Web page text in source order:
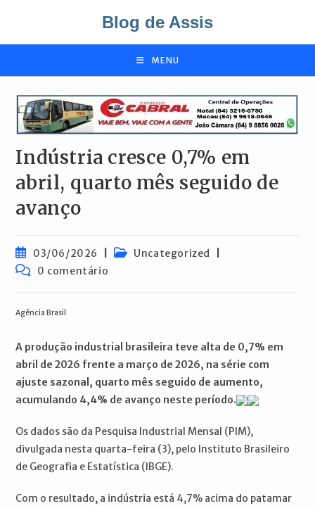
o
Blog de Assis
MENU
Indústria cresce 0,7% em
abril, quarto mês seguido de
avanço
Post
publicado:
03/06/2026
Categoria
Uncategorized
Comentários
0 comentário
Agência Brasil
A produção industrial brasileira teve alta de 0,7% em
abril de 2026 frente a março de 2026, na série com
ajuste sazonal, quarto mês seguido de aumento,
acumulando 4,4% de avanço neste período.
Os dados são da Pesquisa Industrial Mensal (PIM),
divulgada nesta quarta-feira (3), pelo Instituto Brasileiro
de Geografia e Estatística (IBGE).
Com o resultado, a indústria está 4,7% acima do patamar